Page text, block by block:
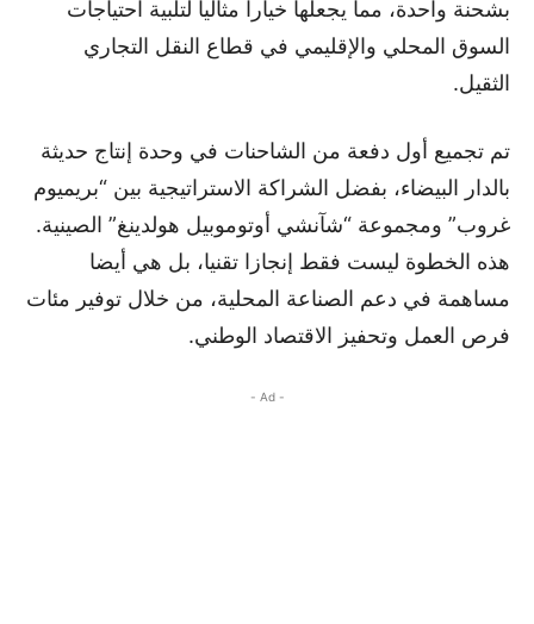
بشحنة واحدة، مما يجعلها خيارا مثاليا لتلبية احتياجات
السوق المحلي والإقليمي في قطاع النقل التجاري
الثقيل.
تم تجميع أول دفعة من الشاحنات في وحدة إنتاج حديثة
بالدار البيضاء، بفضل الشراكة الاستراتيجية بين “بريميوم
غروب” ومجموعة “شآنشي أوتوموبيل هولدينغ” الصينية.
هذه الخطوة ليست فقط إنجازا تقنيا، بل هي أيضا
مساهمة في دعم الصناعة المحلية، من خلال توفير مئات
فرص العمل وتحفيز الاقتصاد الوطني.
- Ad -